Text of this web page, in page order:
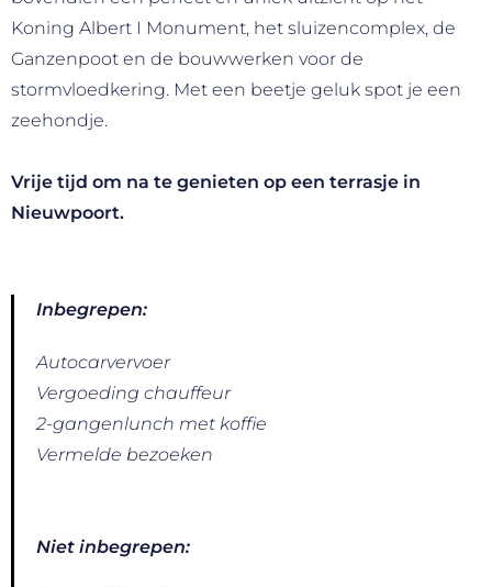
Koning Albert I Monument, het sluizencomplex, de
Ganzenpoot en de bouwwerken voor de
stormvloedkering. Met een beetje geluk spot je een
zeehondje.
Vrije tijd om na te genieten op een terrasje in
Nieuwpoort.
Inbegrepen:
Autocarvervoer
Vergoeding chauffeur
2-gangenlunch met koffie
Vermelde bezoeken
Niet inbegrepen: